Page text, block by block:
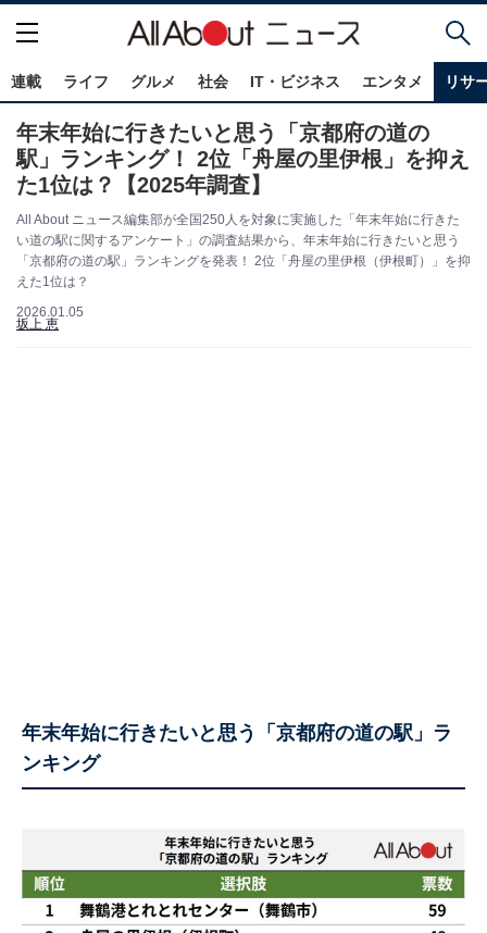
連載 ライフ グルメ 社会 IT・ビジネス エンタメ リサ
年末年始に行きたいと思う「京都府の道の
駅」ランキング！ 2位「舟屋の里伊根」を抑え
た1位は？【2025年調査】
All About ニュース編集部が全国250人を対象に実施した「年末年始に行きた
い道の駅に関するアンケート」の調査結果から、年末年始に行きたいと思う
「京都府の道の駅」ランキングを発表！ 2位「舟屋の里伊根（伊根町）」を抑
えた1位は？
2026.01.05
坂上 恵
年末年始に行きたいと思う「京都府の道の駅」ラ
ンキング